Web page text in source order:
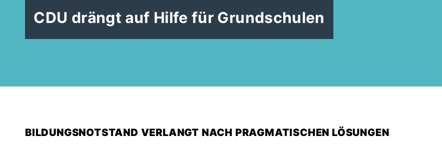
CDU drängt auf Hilfe für Grundschulen
BILDUNGSNOTSTAND VERLANGT NACH PRAGMATISCHEN LÖSUNGEN